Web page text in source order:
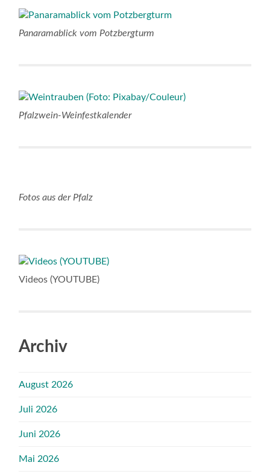
Panaramablick vom Potzbergturm
Pfalzwein-Weinfestkalender
Fotos aus der Pfalz
Videos (YOUTUBE)
Archiv
August 2026
Juli 2026
Juni 2026
Mai 2026